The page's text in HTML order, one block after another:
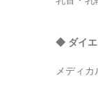
◆ ダイエ
メディカ